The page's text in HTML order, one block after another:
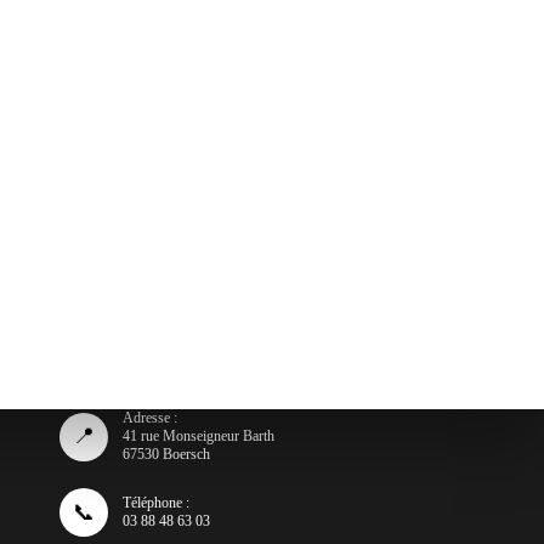
📍
Adresse :
41 rue Monseigneur Barth
67530 Boersch
📞
Téléphone :
03 88 48 63 03